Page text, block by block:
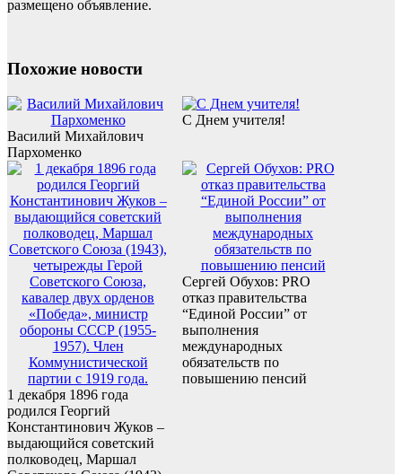
размещено объявление.
Похожие новости
Василий Михайлович
Пархоменко
С Днем учителя!
1 декабря 1896 года
родился Георгий
Константинович Жуков –
выдающийся советский
полководец, Маршал
Сергей Обухов: PRO
отказ правительства
“Единой России” от
выполнения
международных
обязательств по
повышению пенсий